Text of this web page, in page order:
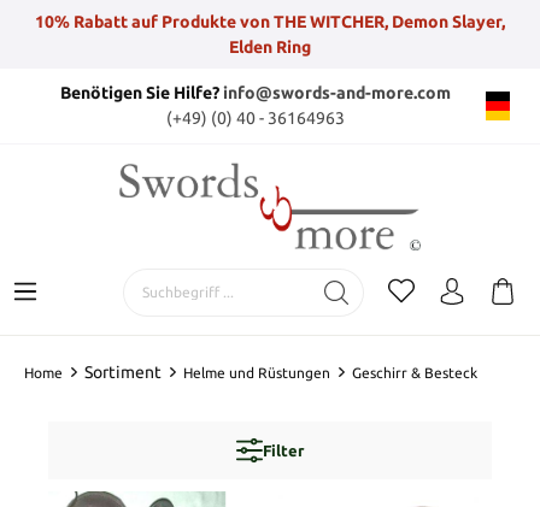
10% Rabatt auf Produkte von THE WITCHER, Demon Slayer,
Elden Ring
Benötigen Sie Hilfe?info@swords-and-more.com
(+49) (0) 40 - 36164963
Home Sortiment Helme und Rüstungen Geschirr & Besteck
Filter